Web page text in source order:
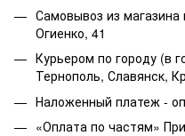
Самовывоз из
Огиенко, 41
Курьером по городу (в
Тернополь, Славянск,
Наложенный платеж -
«Оплата по частям»